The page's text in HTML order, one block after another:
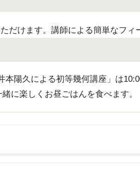
けます。講師による簡単なフィ
本陽久による初等幾何講座」は
に楽しくお昼ごはんを食べます。